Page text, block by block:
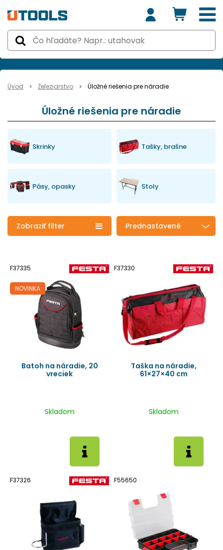
Úvod Železiarstvo Úložné riešenia pre náradie
Úložné riešenia pre náradie
Skrinky Tašky, brašne
Pásy, opasky Stoly
Zobraziť filter Prednastavené
F37335
NOVINKA
Batoh na náradie, 20
vreciek
Skladom
F37330
Taška na náradie,
61×27×40 cm
Skladom
F37326 F55650